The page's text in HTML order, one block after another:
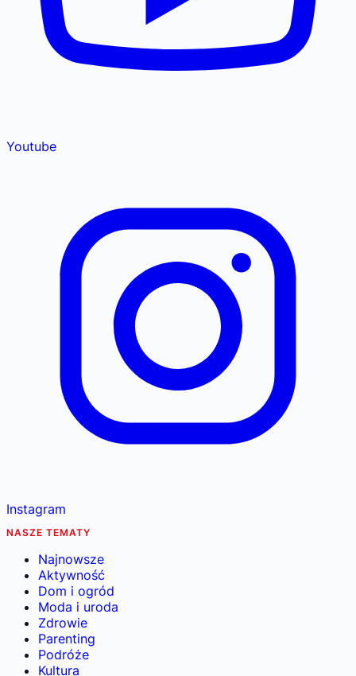
Youtube
Instagram
NASZE TEMATY
Najnowsze
Aktywność
Dom i ogród
Moda i uroda
Zdrowie
Parenting
Podróże
Kultura